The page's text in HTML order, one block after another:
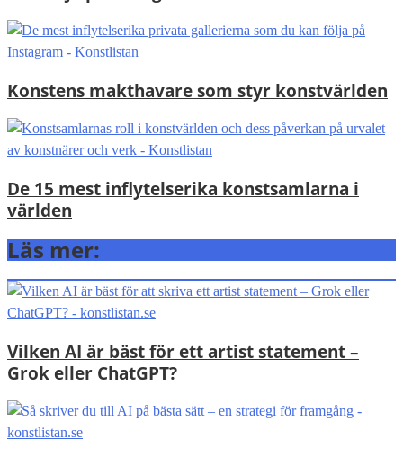
Konstens makthavare som styr konstvärlden
De 15 mest inflytelserika konstsamlarna i
världen
Läs mer:
Vilken AI är bäst för ett artist statement –
Grok eller ChatGPT?